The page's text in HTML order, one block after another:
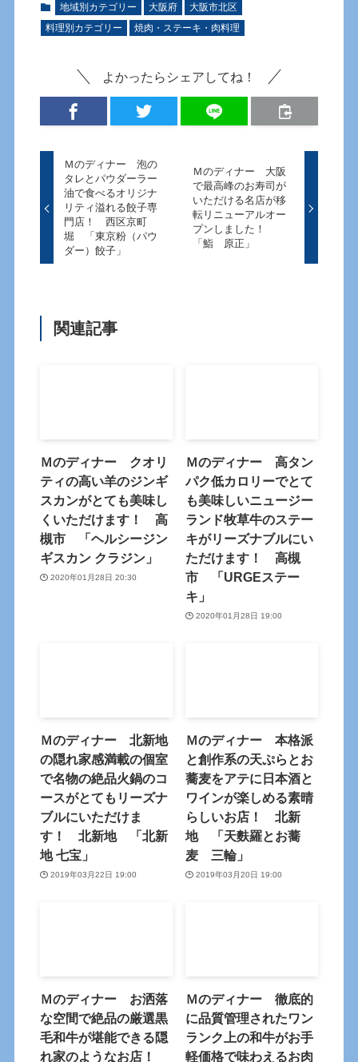
地域別カテゴリー 大阪府
大阪市北区
料理別カテゴリー
焼肉・ステーキ・肉料理
よかったらシェアしてね！
Ｍのディナー 泡の
タレとパウダーラー
油で食べるオリジナ
リティ溢れる餃子専
門店！ 西区京町
堀 「東京粉（パウ
ダー）餃子」
Ｍのディナー 大阪
で最高峰のお寿司が
いただける名店が移
転リニューアルオー
プンしました！
「鮨 原正」
関連記事
Ｍのディナー クオリ
ティの高い羊のジンギ
スカンがとても美味し
くいただけます！ 高
槻市 「ヘルシージン
ギスカン クラジン」
2020年01月28日 20:30
Ｍのディナー 高タン
パク低カロリーでとて
も美味しいニュージー
ランド牧草牛のステー
キがリーズナブルにい
ただけます！ 高槻
市 「URGEステー
キ」
2020年01月28日 19:00
Ｍのディナー 北新地
の隠れ家感満載の個室
で名物の絶品火鍋のコ
ースがとてもリーズナ
ブルにいただけま
す！ 北新地 「北新
地 七宝」
2019年03月22日 19:00
Ｍのディナー 本格派
と創作系の天ぷらとお
蕎麦をアテに日本酒と
ワインが楽しめる素晴
らしいお店！ 北新
地 「天麩羅とお蕎
麦 三輪」
2019年03月20日 19:00
Ｍのディナー お洒落
な空間で絶品の厳選黒
毛和牛が堪能できる隠
れ家のようなお店！
Ｍのディナー 徹底的
に品質管理されたワン
ランク上の和牛がお手
軽価格で味わえるお肉